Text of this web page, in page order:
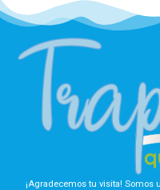
¡Agradecemos tu visita! Somos